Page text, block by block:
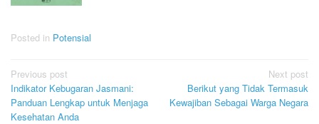
Posted in Potensial
Post
navigation
Previous post
Indikator Kebugaran Jasmani:
Panduan Lengkap untuk Menjaga
Kesehatan Anda
Next post
Berikut yang Tidak Termasuk
Kewajiban Sebagai Warga Negara